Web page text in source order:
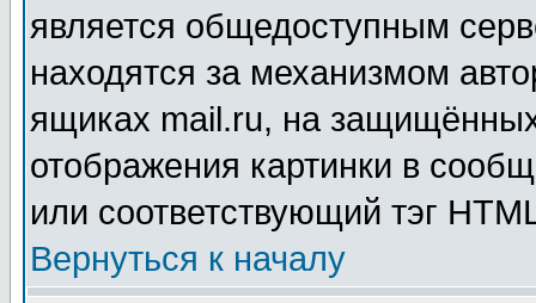
является общедоступным
находятся за механизмом
ящиках mail.ru, на
отображения картинки в
или соответствующий тэг
Вернуться к началу